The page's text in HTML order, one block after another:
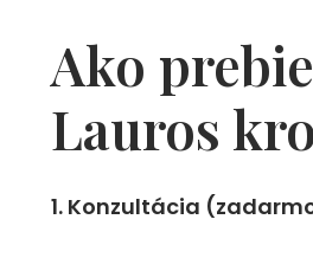
Ako
Lauros
1. Konzultácia